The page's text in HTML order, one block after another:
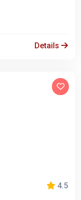
Details
4.5